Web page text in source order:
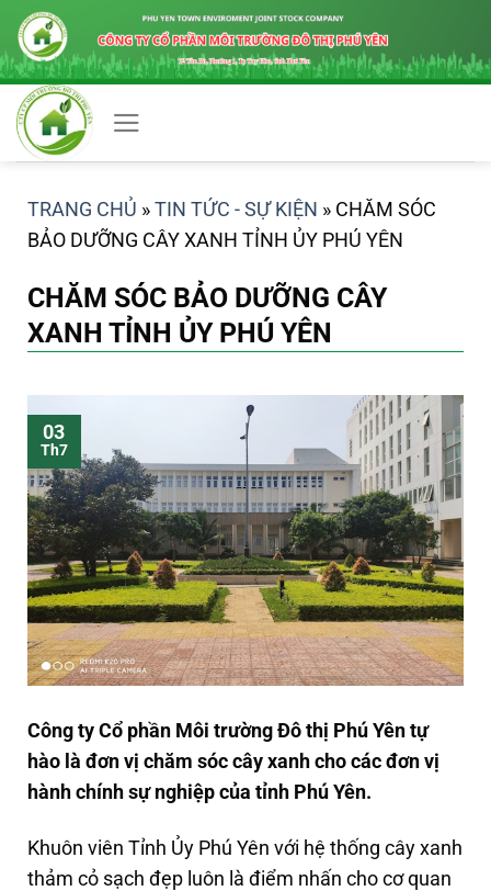
Chuyển
đến
nội
dung
TRANG CHỦ » TIN TỨC - SỰ KIỆN » CHĂM SÓC
BẢO DƯỠNG CÂY XANH TỈNH ỦY PHÚ YÊN
CHĂM SÓC BẢO DƯỠNG CÂY
XANH TỈNH ỦY PHÚ YÊN
03
Th7
Công ty Cổ phần Môi trường Đô thị Phú Yên tự
hào là đơn vị chăm sóc cây xanh cho các đơn vị
hành chính sự nghiệp của tỉnh Phú Yên.
Khuôn viên Tỉnh Ủy Phú Yên với hệ thống cây xanh
thảm cỏ sạch đẹp luôn là điểm nhấn cho cơ quan